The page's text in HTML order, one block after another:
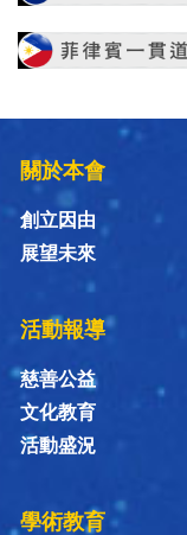
關於本會
創立因由
展望未來
活動報導
慈善公益
文化教育
活動盛況
學術教育